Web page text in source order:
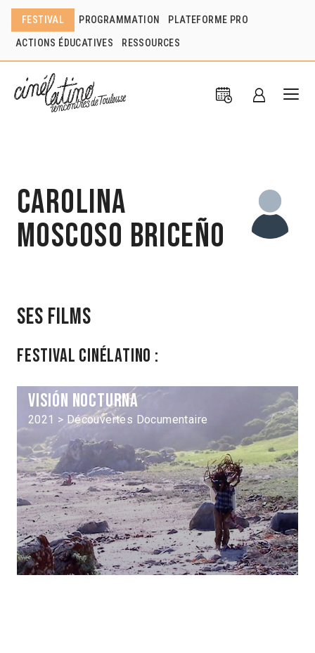
FESTIVAL PROGRAMMATION PLATEFORME PRO
ACTIONS ÉDUCATIVES RESSOURCES
Carolina
Moscoso Briceño
Ses films
Festival Cinélatino :
Visión nocturna
2021 > Découvertes Documentaire